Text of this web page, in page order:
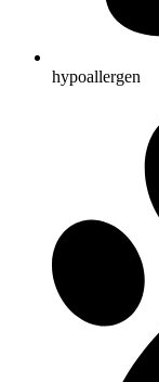
hypoallergen